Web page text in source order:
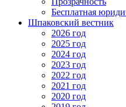
Бесплатная
Шпаковский вестник
2026 год
2025 год
2024 год
2023 год
2022 год
2021 год
2020 год